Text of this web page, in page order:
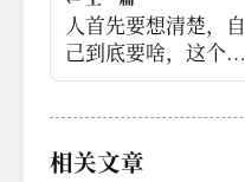
人首先要想清楚，自
己到底要啥，这个大
目标，不要弄错。
相关文章